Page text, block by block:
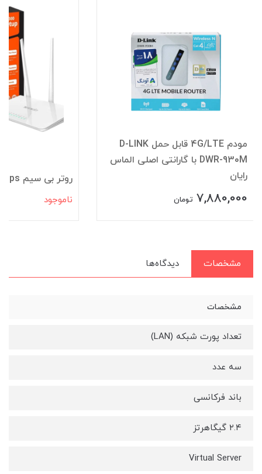
مودم 4G/LTE قابل حمل D-LINK
DWR-930M با گارانتی اصلی الماس
رایان
7,880,000 تومان
روتر بی سیم tenda F3 300Mbps
ناموجود
مشخصات دیدگاه‌ها
مشخصات
تعداد پورت شبکه (LAN)
سه عدد
باند فرکانسی
۲.۴ گیگاهرتز
Virtual Server